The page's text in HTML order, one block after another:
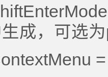
成，可选